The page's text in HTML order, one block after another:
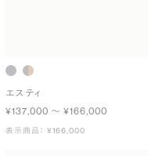
エスティ
¥137,000 〜 ¥166,000
表示商品： ¥166,000